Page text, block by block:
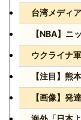
【注目】熊